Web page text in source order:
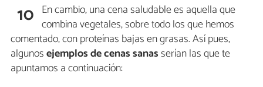
10 En cambio, una cena saludable es aquella que
combina vegetales, sobre todo los que hemos
comentado, con proteínas bajas en grasas. Así pues,
algunosejemplos de cenas sanasserían las que te
apuntamos a continuación: